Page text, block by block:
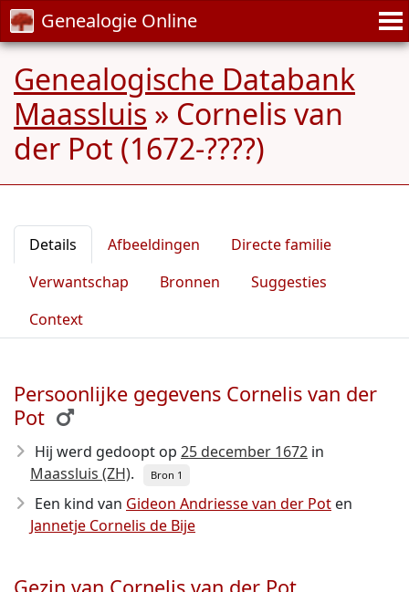
Genealogie Online
Genealogische Databank
Maassluis » Cornelis van
der Pot (1672-????)
Details Afbeeldingen
Directe familie
Verwantschap
Bronnen
Suggesties
Context
Persoonlijke gegevens Cornelis van der
Pot
Hij werd gedoopt op 25 december 1672 in
Maassluis (ZH). Bron 1
Een kind van Gideon Andriesse van der Pot en
Jannetje Cornelis de Bije